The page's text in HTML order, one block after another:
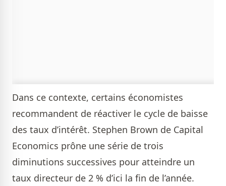
Dans ce contexte, certains économistes
recommandent de réactiver le cycle de baisse
des taux d’intérêt. Stephen Brown de Capital
Economics prône une série de trois
diminutions successives pour atteindre un
taux directeur de 2 % d’ici la fin de l’année.